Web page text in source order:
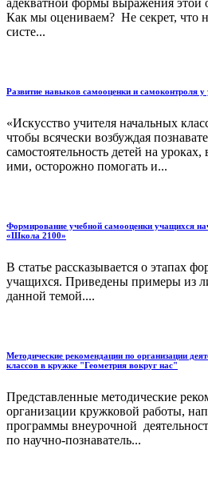
Как мы оцениваем? Не секрет, что
систе...
Развитие навыков самооценки и самоконтроля
«Искусство учителя начальных
чтобы всячески возбуждая
самостоятельность детей на
ими, осторожно помогать и...
Формирование учебной самооценки учащихся
«Школа 2100»
В статье рассказывается о этапах
учащихся. Приведены примеры из
данной темой....
Методические рекомендации по организации
классов в кружке "Геометрия вокруг нас"
Представленные методические
организации кружковой работы,
программы внеурочной
по научно-познаватель...